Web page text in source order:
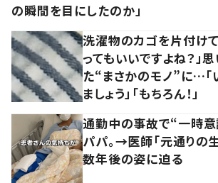
の瞬間を目にしたのか」
洗濯物のカゴを片付け
ってもいいですよね？」
た“まさかのモノ”に…「
ましょう」「もちろん！」
通勤中の事故で“一時
パパ。→医師「元通りの
数年後の姿に迫る